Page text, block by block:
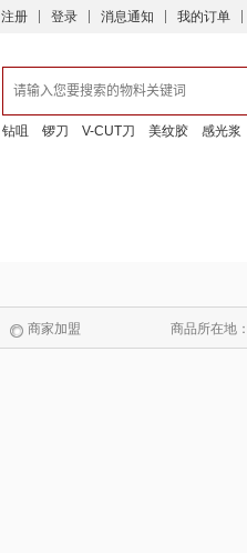
注册 登录 消息通知 我的订单
钻咀 锣刀 V-CUT刀 美纹胶 感光浆
商家加盟 商品所在地：